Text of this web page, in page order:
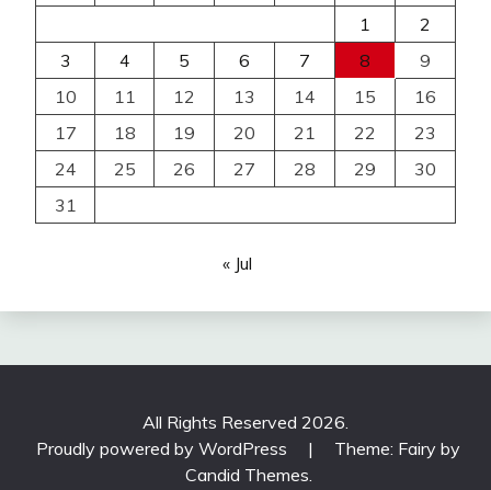
1
2
3
4 5 6 7 8
9
10
11 12 13 14 15
16
17
18 19 20 21 22
23
24
25 26 27 28 29
30
31
« Jul
All Rights Reserved 2026.
Proudly powered by WordPress
|
Theme: Fairy by
Candid Themes